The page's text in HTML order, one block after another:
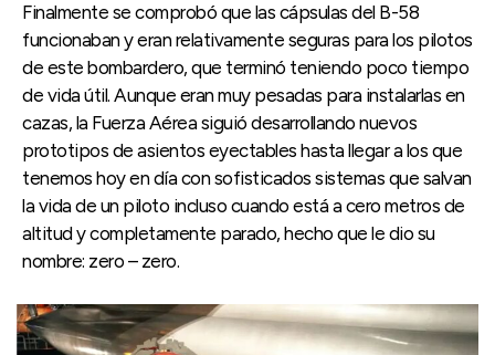
Finalmente se comprobó que las cápsulas del B-58
funcionaban y eran relativamente seguras para los pilotos
de este bombardero, que terminó teniendo poco tiempo
de vida útil. Aunque eran muy pesadas para instalarlas en
cazas, la Fuerza Aérea siguió desarrollando nuevos
prototipos de asientos eyectables hasta llegar a los que
tenemos hoy en día con sofisticados sistemas que salvan
la vida de un piloto incluso cuando está a cero metros de
altitud y completamente parado, hecho que le dio su
nombre: zero – zero.